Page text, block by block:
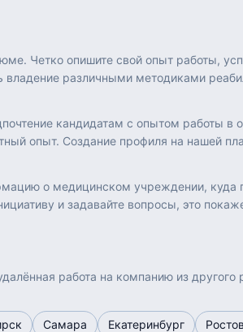
Четко опишите свой опыт работы,
различными методиками
кандидатам с опытом работы
опыт. Создание профиля на нашей
о медицинском учреждении, куда
и задавайте вопросы, это
работа на компанию из
Самара Екатеринбург